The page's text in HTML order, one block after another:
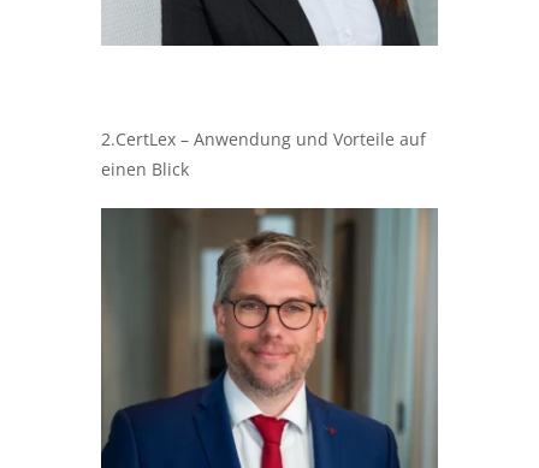
2.CertLex – Anwendung und Vorteile auf
einen Blick